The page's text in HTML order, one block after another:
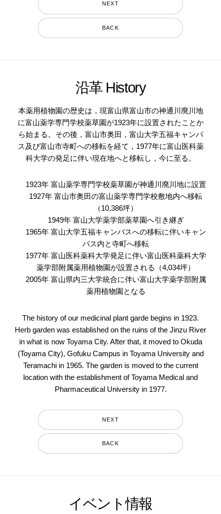
NEXT
BACK
沿革 History
本薬用植物園の歴史は，現富山県富山市の神通川廃川地
に富山薬学専門学校薬草園が1923年に設置されたことか
ら始まる。その後，富山市奥田，富山大学五福キャンパ
ス及び富山市寺町への移転を経て，1977年に富山医科薬
科大学の発足に伴い現在地へと移転し，今に至る。
1923年 富山薬学専門学校薬草園が神通川廃川地に設置
1927年 富山市奥田の富山薬学専門学校敷地内へ移転
（10,386坪）
1949年 富山大学薬学部薬草園へ引き継ぎ
1965年 富山大学五福キャンパスへの移転に伴いキャン
パス内と寺町へ移転
1977年 富山医科薬科大学発足に伴い富山医科薬科大学
薬学部附属薬用植物園が設置される（4,034坪）
2005年 富山県内三大学統合に伴い富山大学薬学部附属
薬用植物園となる
The history of our medicinal plant garde begins in 1923.
Herb garden was established on the ruins of the Jinzu River
in what is now Toyama City. After that, it moved to Okuda
(Toyama City), Gofuku Campus in Toyama University and
Teramachi in 1965. The garden is moved to the current
location with the establishment of Toyama Medical and
Pharmaceutical University in 1977.
NEXT
BACK
イベント情報